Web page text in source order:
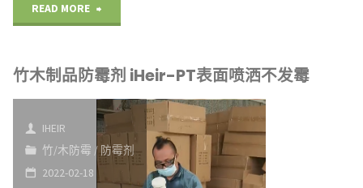
案
READ MORE
购
物
篮
竹木制品防霉剂 iHeir-PT表面喷洒不发霉
IHEIR
竹/木防霉 / 防霉剂
2022-02-18